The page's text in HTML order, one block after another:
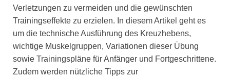
Verletzungen zu vermeiden und die gewünschten
Trainingseffekte zu erzielen. In diesem Artikel geht es
um die technische Ausführung des Kreuzhebens,
wichtige Muskelgruppen, Variationen dieser Übung
sowie Trainingspläne für Anfänger und Fortgeschrittene.
Zudem werden nützliche Tipps zur